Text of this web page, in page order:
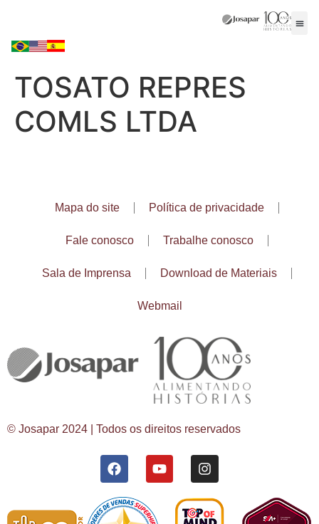
TOSATO REPRES
COMLS LTDA
Mapa do site Política de privacidade
Fale conosco Trabalhe conosco
Sala de Imprensa Download de Materiais
Webmail
© Josapar 2024 | Todos os direitos reservados